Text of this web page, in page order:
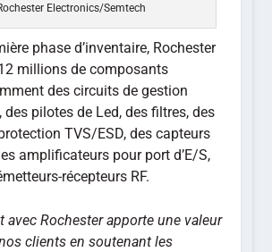
Electronics/Semtech
phase d’inventaire, Rochester
millions de composants
des circuits de gestion
des pilotes de Led, des filtres, des
TVS/ESD, des capteurs
amplificateurs pour port d’E/S,
récepteurs RF.
avec Rochester apporte une valeur
clients en soutenant les